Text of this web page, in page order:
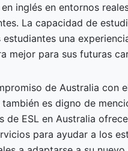
inglés en entornos
La capacidad de
estudiantes una
mejor para sus futuras
de Australia con
es digno de
de ESL en Australia
para ayudar a los